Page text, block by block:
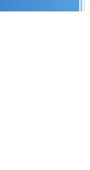
池电极材料
界锁定状态存在区域
和需求分配99.3亿
蛋白质“MYL9/12”，
子计算机